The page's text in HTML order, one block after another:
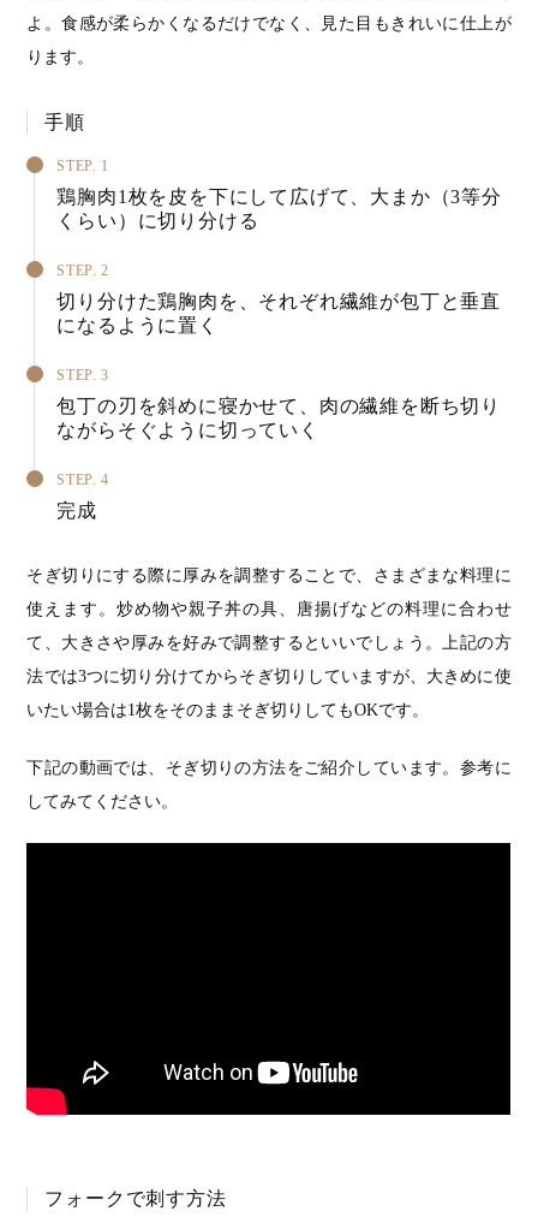
よ。食感が柔らかくなるだけでなく、見た目もきれいに仕上が
ります。
手順
STEP. 1
鶏胸肉1枚を皮を下にして広げて、大まか（3等分
くらい）に切り分ける
STEP. 2
切り分けた鶏胸肉を、それぞれ繊維が包丁と垂直
になるように置く
STEP. 3
包丁の刃を斜めに寝かせて、肉の繊維を断ち切り
ながらそぐように切っていく
STEP. 4
完成
そぎ切りにする際に厚みを調整することで、さまざまな料理に
使えます。炒め物や親子丼の具、唐揚げなどの料理に合わせ
て、大きさや厚みを好みで調整するといいでしょう。上記の方
法では3つに切り分けてからそぎ切りしていますが、大きめに使
いたい場合は1枚をそのままそぎ切りしてもOKです。
下記の動画では、そぎ切りの方法をご紹介しています。参考に
してみてください。
フォークで刺す方法